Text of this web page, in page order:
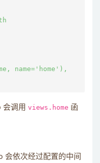
name='home'),
会调用 views.home 函
会依次经过配置的中间